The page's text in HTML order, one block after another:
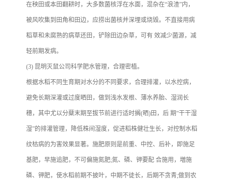
在秧田或本田翻耕时，大多数菌核浮在水面，混杂在“浪渣”内，
被风吹集到田角和田边，应捞出菌核并深埋或烧毁。不直接用病
稻草和未腐熟的病草还田，铲除田边杂草，可有 效减少菌源，减
轻前期发病。
(3) 昆明灭鼠公司科学肥水管理，合理密植。
根据水稻不同生育期对水分的不同要求，合理排灌，以水控病，
避免长期深灌或过度晒田，做到浅水发根、薄水养胎、湿润长
穗，其中尤以分蘖末期至拔节前进行适时搁(晒)田，后 期“干干湿
湿”的排灌管理，降低株间湿度，促进稻株健壮生长，对控制水稻
纹枯病的为害效果显著。施肥原则是前重、中控、后补，即施足
基肥，早施追肥，不可偏施氮肥;氮、磷、钾要配 合施用，増施
磷、钾肥，使水稻前期不披叶，中期不徒长，后期不贪青;做到农